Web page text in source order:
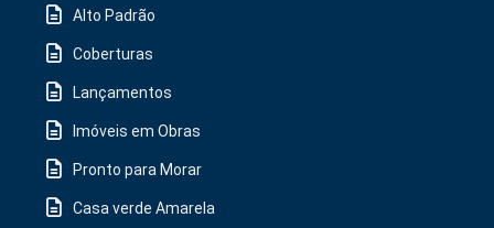
Alto Padrão
Coberturas
Lançamentos
Imóveis em Obras
Pronto para Morar
Casa verde Amarela